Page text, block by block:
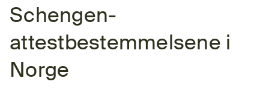
Schengen-
attestbestemmelsene i
Norge